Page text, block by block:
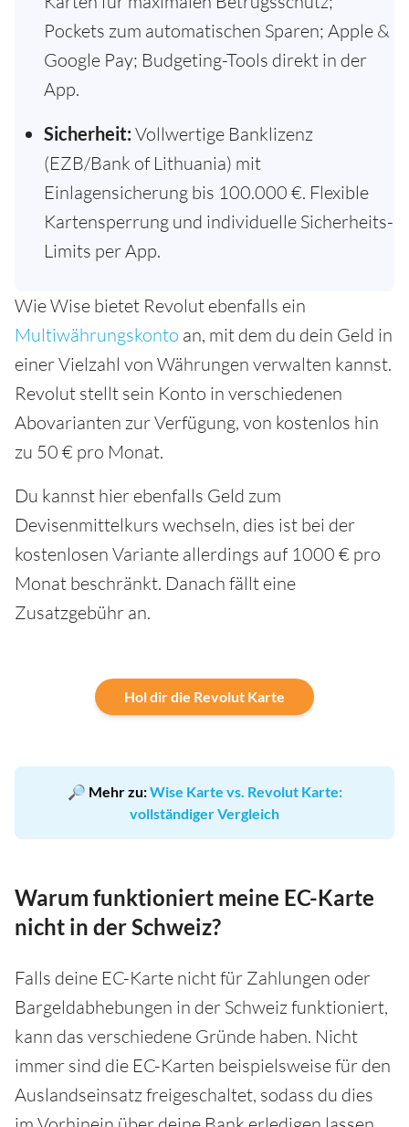
Pockets zum automatischen Sparen; Apple &
Google Pay; Budgeting-Tools direkt in der
App.
Sicherheit: Vollwertige Banklizenz
(EZB/Bank of Lithuania) mit
Einlagensicherung bis 100.000 €. Flexible
Kartensperrung und individuelle Sicherheits-
Limits per App.
Wie Wise bietet Revolut ebenfalls ein
Multiwährungskonto an, mit dem du dein Geld in
einer Vielzahl von Währungen verwalten kannst.
Revolut stellt sein Konto in verschiedenen
Abovarianten zur Verfügung, von kostenlos hin
zu 50 € pro Monat.
Du kannst hier ebenfalls Geld zum
Devisenmittelkurs wechseln, dies ist bei der
kostenlosen Variante allerdings auf 1000 € pro
Monat beschränkt. Danach fällt eine
Zusatzgebühr an.
Hol dir die Revolut Karte
🔎 Mehr zu:Wise Karte vs. Revolut Karte:
vollständiger Vergleich
Warum funktioniert meine EC-Karte
nicht in der Schweiz?
Falls deine EC-Karte nicht für Zahlungen oder
Bargeldabhebungen in der Schweiz funktioniert,
kann das verschiedene Gründe haben. Nicht
immer sind die EC-Karten beispielsweise für den
Auslandseinsatz freigeschaltet, sodass du dies